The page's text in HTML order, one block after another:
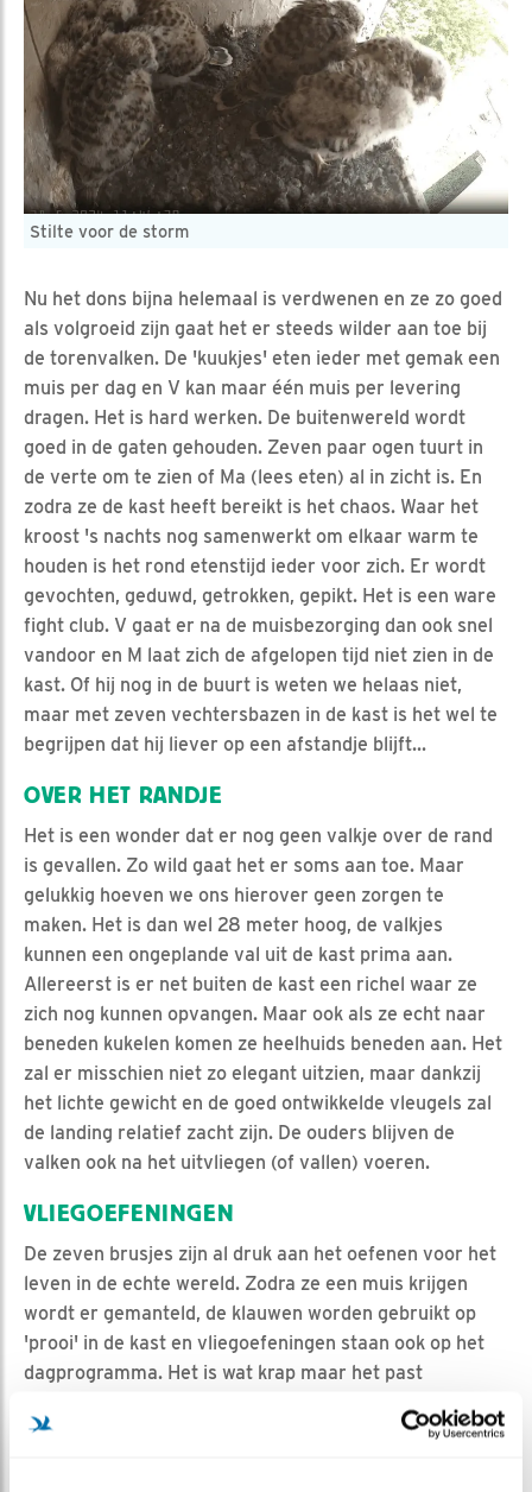
Stilte voor de storm
Nu het dons bijna helemaal is verdwenen en ze zo goed
als volgroeid zijn gaat het er steeds wilder aan toe bij
de torenvalken. De 'kuukjes' eten ieder met gemak een
muis per dag en V kan maar één muis per levering
dragen. Het is hard werken. De buitenwereld wordt
goed in de gaten gehouden. Zeven paar ogen tuurt in
de verte om te zien of Ma (lees eten) al in zicht is. En
zodra ze de kast heeft bereikt is het chaos. Waar het
kroost 's nachts nog samenwerkt om elkaar warm te
houden is het rond etenstijd ieder voor zich. Er wordt
gevochten, geduwd, getrokken, gepikt. Het is een ware
fight club. V gaat er na de muisbezorging dan ook snel
vandoor en M laat zich de afgelopen tijd niet zien in de
kast. Of hij nog in de buurt is weten we helaas niet,
maar met zeven vechtersbazen in de kast is het wel te
begrijpen dat hij liever op een afstandje blijft...
OVER HET RANDJE
Het is een wonder dat er nog geen valkje over de rand
is gevallen. Zo wild gaat het er soms aan toe. Maar
gelukkig hoeven we ons hierover geen zorgen te
maken. Het is dan wel 28 meter hoog, de valkjes
kunnen een ongeplande val uit de kast prima aan.
Allereerst is er net buiten de kast een richel waar ze
zich nog kunnen opvangen. Maar ook als ze echt naar
beneden kukelen komen ze heelhuids beneden aan. Het
zal er misschien niet zo elegant uitzien, maar dankzij
het lichte gewicht en de goed ontwikkelde vleugels zal
de landing relatief zacht zijn. De ouders blijven de
valken ook na het uitvliegen (of vallen) voeren.
VLIEGOEFENINGEN
De zeven brusjes zijn al druk aan het oefenen voor het
leven in de echte wereld. Zodra ze een muis krijgen
wordt er gemanteld, de klauwen worden gebruikt op
'prooi' in de kast en vliegoefeningen staan ook op het
dagprogramma. Het is wat krap maar het past
belangrijk voor de vliegkunsten buiten de kast. Door nu